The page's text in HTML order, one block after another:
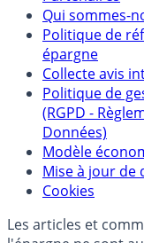
Mentions
Partenaires
Qui sommes-
Politique de
épargne
Collecte avis
Politique de
(RGPD -
Données)
Modèle
Cookies